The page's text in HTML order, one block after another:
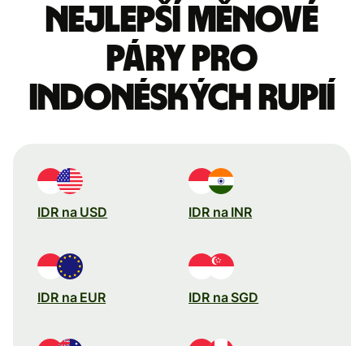
Nejlepší měnové
páry pro
indonéských rupií
IDR na USD IDR na INR
IDR na EUR IDR na SGD